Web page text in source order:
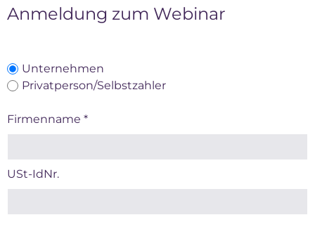
Anmeldung zum Webinar
Unternehmen
Privatperson/Selbstzahler
Firmenname *
USt-IdNr.